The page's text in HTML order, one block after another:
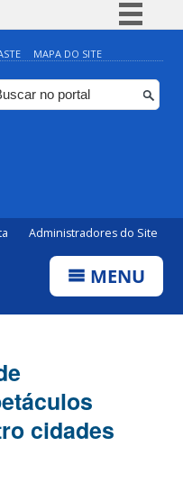
Simplifique!
Comunica BR
Participe
MAPA DO SITE
Administradores do Site
MENU
cidades